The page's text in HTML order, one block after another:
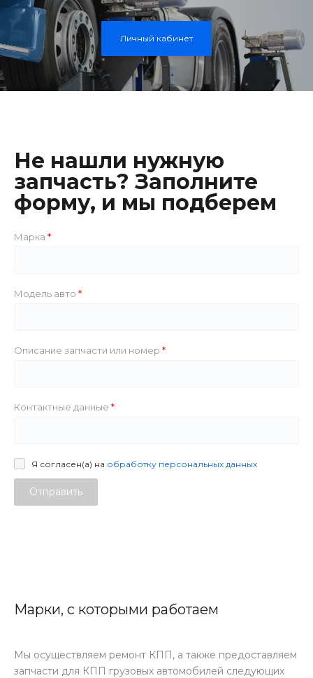
Личный кабинет
Не нашли нужную
запчасть? Заполните
форму, и мы подберем
Марка
Модель авто
Описание запчасти или номер
Контактные данные
Я согласен(а) на обработку персональных данных
Отправить
Марки, с которыми работаем
Мы осуществляем ремонт КПП, а также предоставляем
запчасти для КПП грузовых автомобилей следующих